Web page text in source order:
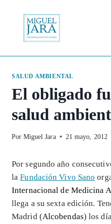
contenido
SALUD AMBIENTAL
El obligado
salud
Por Miguel Jara 21 mayo, 2012
Por segundo año
laFundación Vivo Sano
Internacional de Medicina
llega a su sexta edición.
Madrid (Alcobendas) los